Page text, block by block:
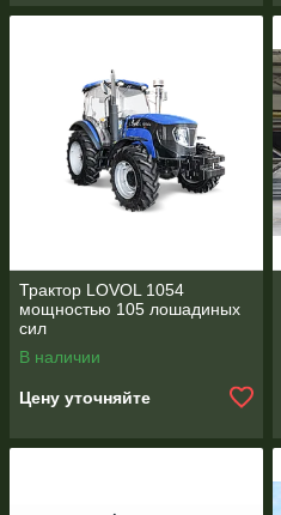
Трактор LOVOL 1054
мощностью 105 лошадиных
сил
В наличии
Цену уточняйте